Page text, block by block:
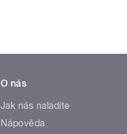
O nás
Jak nás naladíte
Nápověda